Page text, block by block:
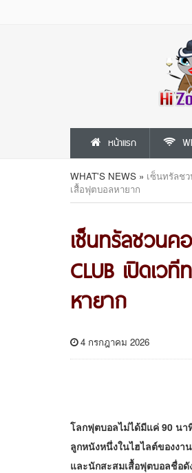
หน้าแรก
WHAT'S NEWS » เซ็นทรัลชว
เสื้อฟุตบอลหายาก
เซ็นทรัลชวนค
CLUB เปิดเว
หายาก
4 กรกฎาคม 2026
โลกฟุตบอลไม่ได้มีแค่ 90 นา
ลูกหนังหนึ่งในไฮไลต์ของงา
และนักสะสมเสื้อฟุตบอลชื่อดั